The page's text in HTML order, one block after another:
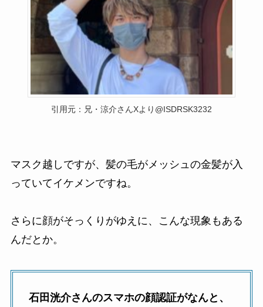
引用元：兄・涼介さんXより@ISDRSK3232
マスク越しですが、髪の毛がメッシュの金髪が入
っていてイケメンですね。
さらに顔がそっくりがゆえに、こんな現象もある
んだとか。
石田洸介さんのスマホの顔認証がなんと、